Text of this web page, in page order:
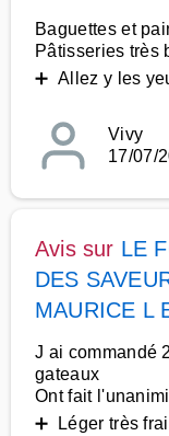
Baguettes et
Pâtisseries très
➕ Allez y les
Vivy
17/07/
Avis sur LE
DES
MAURICE L
J ai commandé
gateaux
Ont fait
➕ Léger très